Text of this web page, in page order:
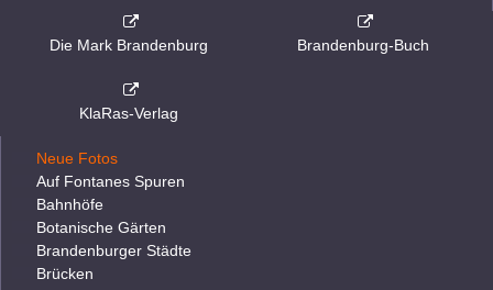
Die Mark Brandenburg Brandenburg-Buch
KlaRas-Verlag
Neue Fotos
Auf Fontanes Spuren
Bahnhöfe
Botanische Gärten
Brandenburger Städte
Brücken